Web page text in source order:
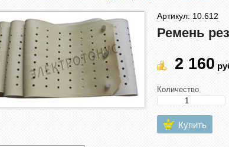
Артикул: 10.612
Ремень
2 160
Количество
Купить